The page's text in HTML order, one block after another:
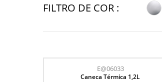
FILTRO DE COR :
E@06033
Caneca Térmica 1,2L